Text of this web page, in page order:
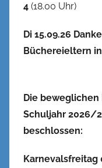
4 (18.00 Uhr)
Di 15.09.26
Büchereieltern
Die
Schuljahr 2026/
beschlossen:
Karnevalsfreitag